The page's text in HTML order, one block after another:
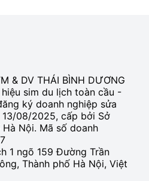
& DV THÁI BÌNH DƯƠNG
sim du lịch toàn cầu -
ký doanh nghiệp sửa
08/2025, cấp bởi Sở
Nội. Mã số doanh
1 ngõ 159 Đường Trần
Thành phố Hà Nội, Việt